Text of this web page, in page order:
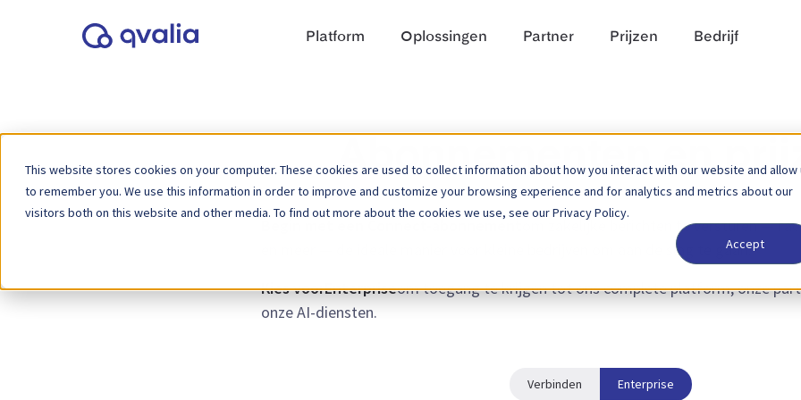
This website stores cookies on your computer. These cookies are used to collect information about how you interact with our website and allow
to remember you. We use this information in order to improve and customize your browsing experience and for analytics and metrics about our
visitors both on this website and other media. To find out more about the cookies we use, see our Privacy Policy.
Accept
Platform Oplossingen Partner Prijzen Bedrijf
Abonnementen en
Begin met een Connect-abonnement
om zakelijke berichten te versturen —
en meer — de ideale manier voor kleine bedrijven om aan de slag te gaan.
Kies voorEnterpriseom toegang te krijgen tot ons complete platform, onze
onze AI-diensten.
Verbinden Enterprise